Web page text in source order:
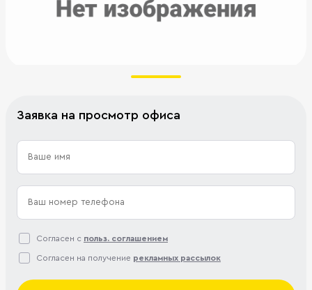
Заявка на просмотр офиса
Согласен с польз. соглашением
Согласен на получение рекламных рассылок